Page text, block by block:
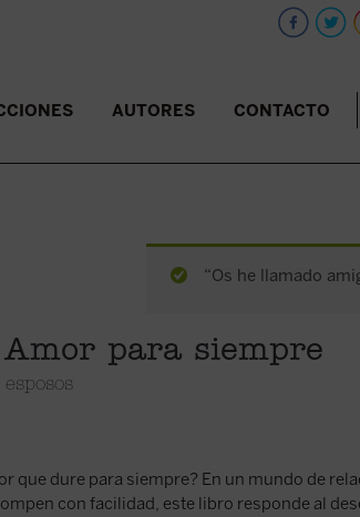
AUTORES CONTACTO
“Os he llamado
Amor para siempre
que dure para siempre? En un mundo de
con facilidad, este libro responde al